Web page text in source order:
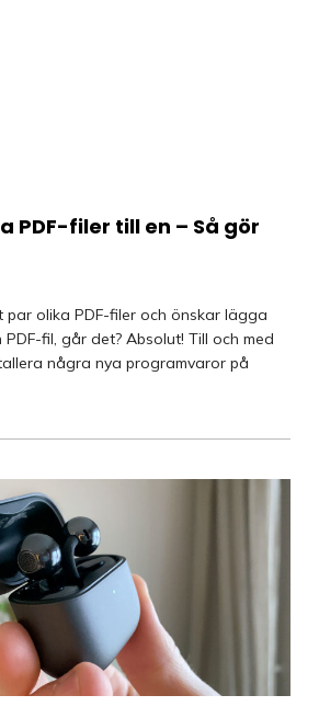
PDF-filer till en – Så gör
par olika PDF-filer och önskar lägga
fil, går det? Absolut! Till och med
några nya programvaror på